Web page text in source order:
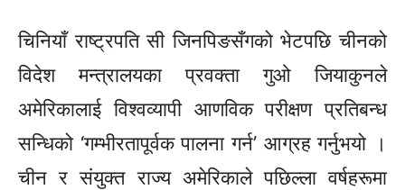
चिनियाँ राष्ट्रपति सी जिनपिङसँगको भेटपछि चीनको
विदेश मन्त्रालयका प्रवक्ता गुओ जियाकुनले
अमेरिकालाई विश्वव्यापी आणविक परीक्षण प्रतिबन्ध
सन्धिको ‘गम्भीरतापूर्वक पालना गर्न’ आग्रह गर्नुभयो ।
चीन र संयुक्त राज्य अमेरिकाले पछिल्ला वर्षहरूमा